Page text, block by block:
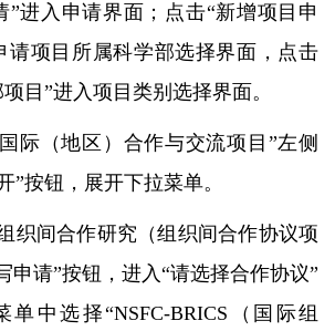
”进入申请界面；点击“新增项目申
请项目所属科学部选择界面，点击
目 ”进入项目类别选择界面。
际（地区）合作与交流项目 ”左侧
”按钮，展开下拉菜单。
织间合作研究（组织间合作协议项
申请”按钮，进入“请选择合作协议”
单中选择“NSFC-BRICS （国际组